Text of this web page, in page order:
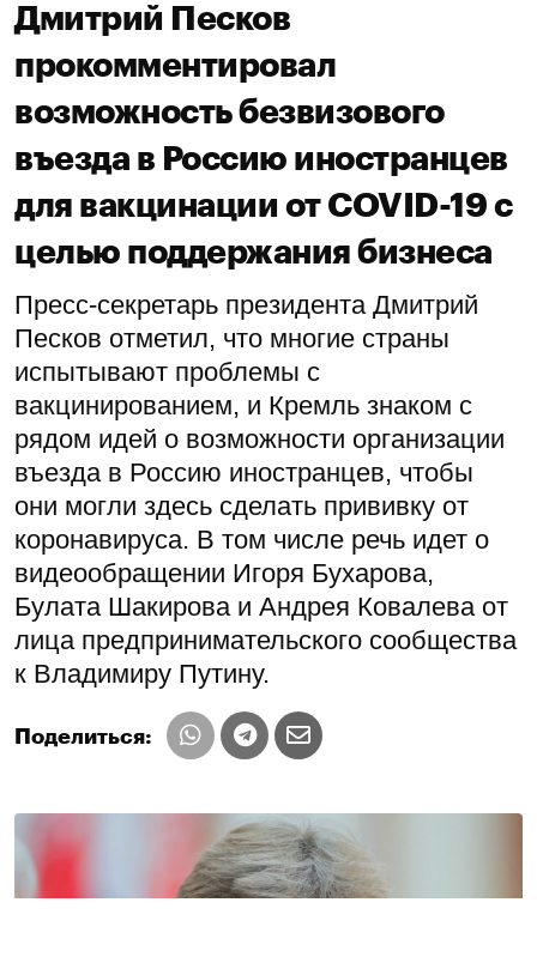
Дмитрий Песков
прокомментировал
возможность безвизового
въезда в Россию иностранцев
для вакцинации от COVID-19 с
целью поддержания бизнеса
Пресс-секретарь президента Дмитрий
Песков отметил, что многие страны
испытывают проблемы с
вакцинированием, и Кремль знаком с
рядом идей о возможности организации
въезда в Россию иностранцев, чтобы
они могли здесь сделать прививку от
коронавируса. В том числе речь идет о
видеообращении Игоря Бухарова,
Булата Шакирова и Андрея Ковалева от
лица предпринимательского сообщества
к Владимиру Путину.
Поделиться: